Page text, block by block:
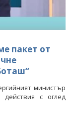
пакет от
министър
с оглед